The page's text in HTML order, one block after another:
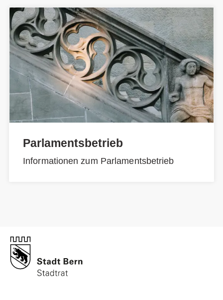
Parlamentsbetrieb
Informationen zum Parlamentsbetrieb